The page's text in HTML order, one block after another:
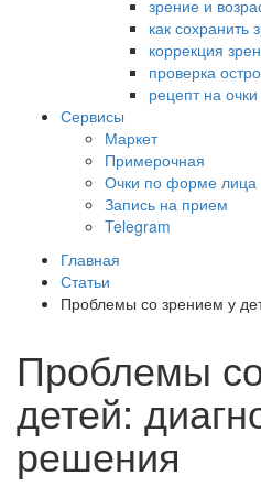
зрение и
как сохранить
коррекция
проверка
рецепт на очки
Сервисы
Маркет
Примерочная
Очки по форме лица
Запись на прием
Telegram
Главная
Статьи
Проблемы со зрением у
Проблемы
детей:
решения